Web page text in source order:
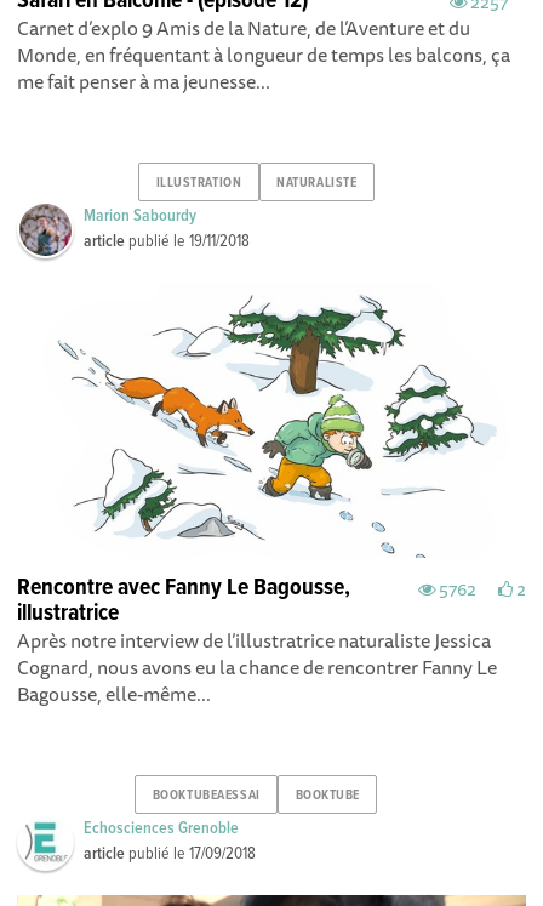
Carnet d’explo 9 Amis de la Nature, de l’Aventure et du
Monde, en fréquentant à longueur de temps les balcons, ça
me fait penser à ma jeunesse...
ILLUSTRATION NATURALISTE
Marion Sabourdy
article publié le19/11/2018
5762 2
Rencontre avec Fanny Le Bagousse,
illustratrice
Après notre interview de l’illustratrice naturaliste Jessica
Cognard, nous avons eu la chance de rencontrer Fanny Le
Bagousse, elle-même...
BOOKTUBEAESSAI BOOKTUBE
Echosciences Grenoble
article publié le17/09/2018